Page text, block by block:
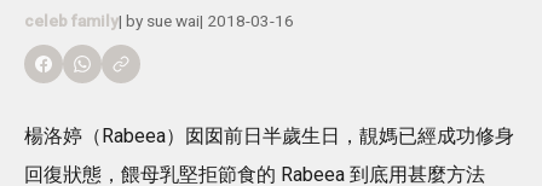
celeb family| by sue wai| 2018-03-16
楊洛婷（Rabeea）囡囡前日半歲生日，靚媽已經成功修身
回復狀態，餵母乳堅拒節食的 Rabeea 到底用甚麼方法